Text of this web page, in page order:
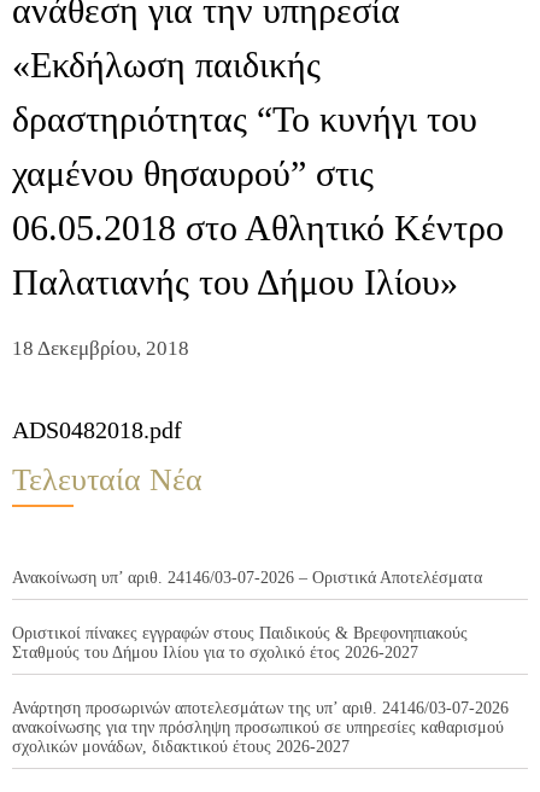
ανάθεση για την υπηρεσία
«Εκδήλωση παιδικής
δραστηριότητας “Το κυνήγι του
χαμένου θησαυρού” στις
06.05.2018 στο Αθλητικό Κέντρο
Παλατιανής του Δήμου Ιλίου»
18 Δεκεμβρίου, 2018
ADS0482018.pdf
Τελευταία Νέα
Ανακοίνωση υπ’ αριθ. 24146/03-07-2026 – Οριστικά Αποτελέσματα
Οριστικοί πίνακες εγγραφών στους Παιδικούς & Βρεφονηπιακούς
Σταθμούς του Δήμου Ιλίου για το σχολικό έτος 2026-2027
Ανάρτηση προσωρινών αποτελεσμάτων της υπ’ αριθ. 24146/03-07-2026
ανακοίνωσης για την πρόσληψη προσωπικού σε υπηρεσίες καθαρισμού
σχολικών μονάδων, διδακτικού έτους 2026-2027